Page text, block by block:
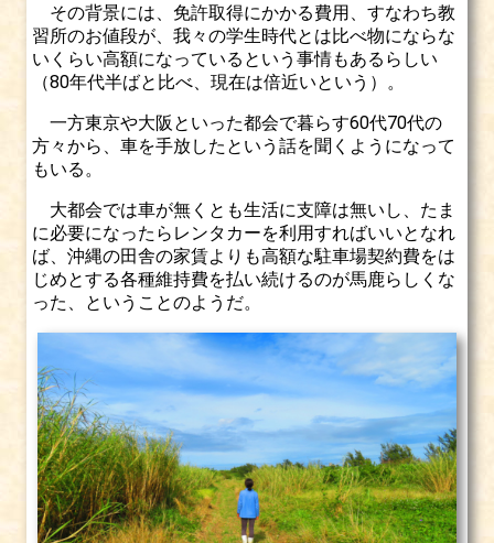
その背景には、免許取得にかかる費用、すなわち教
習所のお値段が、我々の学生時代とは比べ物にならな
いくらい高額になっているという事情もあるらしい
（80年代半ばと比べ、現在は倍近いという）。
一方東京や大阪といった都会で暮らす60代70代の
方々から、車を手放したという話を聞くようになって
もいる。
大都会では車が無くとも生活に支障は無いし、たま
に必要になったらレンタカーを利用すればいいとなれ
ば、沖縄の田舎の家賃よりも高額な駐車場契約費をは
じめとする各種維持費を払い続けるのが馬鹿らしくな
った、ということのようだ。